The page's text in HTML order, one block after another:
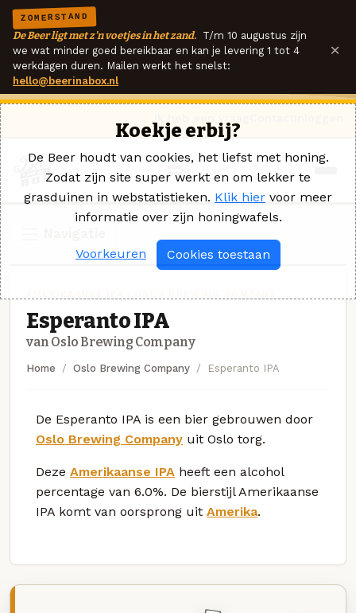
ZOMERSTAND
De Beer ligt met z'n voetjes in het zand. T/m 10 augustus zijn
we wat minder goed bereikbaar en kan je levering 1 tot 4
werkdagen duren. Mailen werkt het snelst:
hello@beerinabox.nl
×
Esperanto IPA
van Oslo Brewing Company
Home Oslo Brewing Company Esperanto IPA
De Esperanto IPA is een bier gebrouwen door
Oslo Brewing Company uit Oslo torg.
Deze Amerikaanse IPA heeft een alcohol
percentage van 6.0%. De bierstijl Amerikaanse
IPA komt van oorsprong uit Amerika.
Koekje erbij?
De Beer houdt van cookies, het liefst met honing.
Zodat zijn site super werkt en om lekker te
grasduinen in webstatistieken. Klik hier voor meer
informatie over zijn honingwafels.
Voorkeuren Cookies toestaan